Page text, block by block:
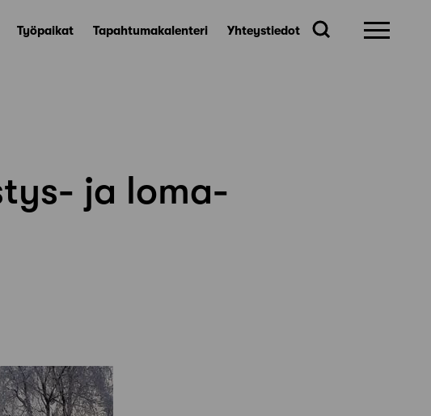
Työpaikat Tapahtumakalenteri Yhteystiedot
ja loma-